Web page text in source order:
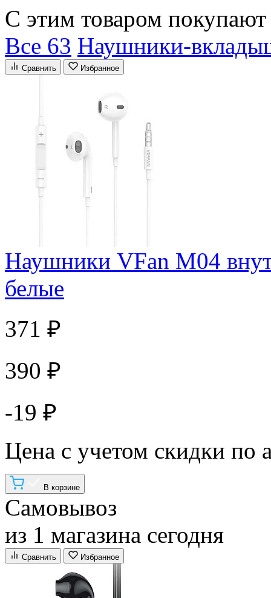
С этим товаром покупают
Все 63 Наушники-
Сравнить Избранное
Наушники VFan M04
белые
371 ₽
390 ₽
-19 ₽
Цена с учетом скидки по
В корзине
Самовывоз
из 1 магазина сегодня
Сравнить Избранное